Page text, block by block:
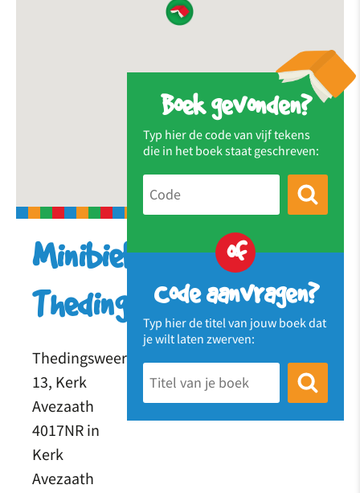
Boek gevonden?
Typ hier de code van vijf tekens
die in het boek staat geschreven:
of
Code aanvragen?
Typ hier de titel van jouw boek dat
je wilt laten zwerven:
Minibieb
Thedingsweert
Thedingsweert
13, Kerk
Avezaath
4017NR in
Kerk
Avezaath